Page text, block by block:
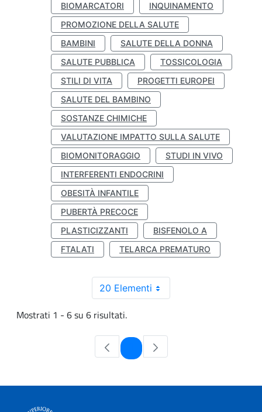
BIOMARCATORI
INQUINAMENTO
PROMOZIONE DELLA SALUTE
BAMBINI
SALUTE DELLA DONNA
SALUTE PUBBLICA
TOSSICOLOGIA
STILI DI VITA
PROGETTI EUROPEI
SALUTE DEL BAMBINO
SOSTANZE CHIMICHE
VALUTAZIONE IMPATTO SULLA SALUTE
BIOMONITORAGGIO
STUDI IN VIVO
INTERFERENTI ENDOCRINI
OBESITÀ INFANTILE
PUBERTÀ PRECOCE
PLASTICIZZANTI
BISFENOLO A
FTALATI
TELARCA PREMATURO
20 Elementi
Mostrati 1 - 6 su 6 risultati.
Pagina